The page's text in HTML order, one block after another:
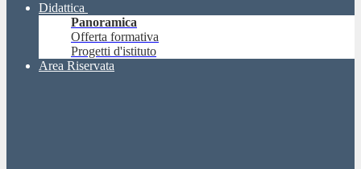
Didattica
Panoramica
Offerta formativa
Progetti d'istituto
Area Riservata